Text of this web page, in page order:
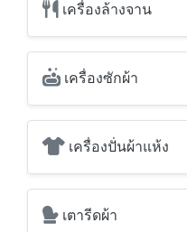
เครื่องล้างจาน
เครื่องซักผ้า
เครื่องปั่นผ้าแห้ง
เตารีดผ้า